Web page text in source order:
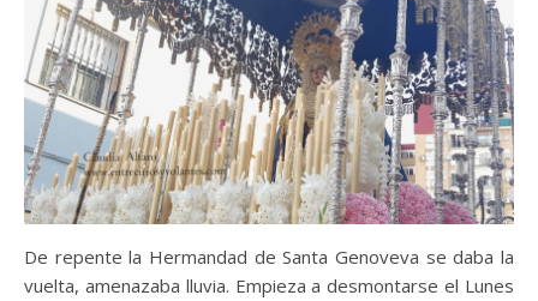
De repente la Hermandad de Santa Genoveva se daba la
vuelta, amenazaba lluvia. Empieza a desmontarse el Lunes